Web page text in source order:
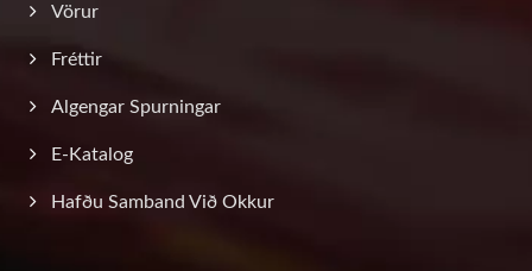
Vörur
Fréttir
Algengar Spurningar
E-Katalog
Hafðu Samband Við Okkur